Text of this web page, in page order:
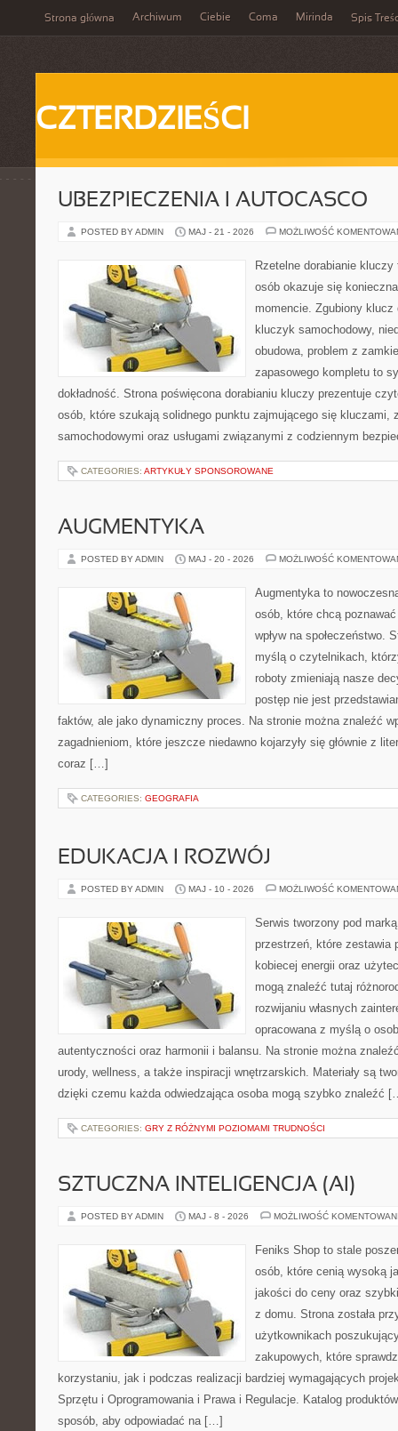
Strona główna Archiwum Ciebie Coma Mirinda Spis
CZTERDZIEŚCI
UBEZPIECZENIA I AUTOCASCO
POSTED BY ADMIN MAJ - 21 - 2026 MOŻLIWOŚĆ
Rzetelne dorabianie kluczy
osób okazuje się
momencie. Zgubiony
kluczyk samochodowy,
obudowa, problem z
zapasowego kompletu to
dokładność. Strona poświęcona dorabianiu kluczy prezentuje
osób, które szukają solidnego punktu zajmującego się kluczami,
samochodowymi oraz usługami związanymi z codziennym
CATEGORIES: ARTYKUŁY SPONSOROWANE
AUGMENTYKA
POSTED BY ADMIN MAJ - 20 - 2026 MOŻLIWOŚĆ
Augmentyka to
osób, które chcą
wpływ na społeczeństwo.
myślą o czytelnikach,
roboty zmieniają nasze
postęp nie jest
faktów, ale jako dynamiczny proces. Na stronie można znaleźć
zagadnieniom, które jeszcze niedawno kojarzyły się głównie z
coraz […]
CATEGORIES: GEOGRAFIA
EDUKACJA I ROZWÓJ
POSTED BY ADMIN MAJ - 10 - 2026 MOŻLIWOŚĆ
Serwis tworzony pod
przestrzeń, które zestawia
kobiecej energii oraz
mogą znaleźć tutaj
rozwijaniu własnych
opracowana z myślą o
autentyczności oraz harmonii i balansu. Na stronie można
urody, wellness, a także inspiracji wnętrzarskich. Materiały są
dzięki czemu każda odwiedzająca osoba mogą szybko znaleźć
CATEGORIES: GRY Z RÓŻNYMI POZIOMAMI TRUDNOŚCI
SZTUCZNA INTELIGENCJA (AI)
POSTED BY ADMIN MAJ - 8 - 2026 MOŻLIWOŚĆ
Feniks Shop to stale
osób, które cenią wysoką
jakości do ceny oraz
z domu. Strona została
użytkownikach
zakupowych, które
korzystaniu, jak i podczas realizacji bardziej wymagających
Sprzętu i Oprogramowania i Prawa i Regulacje. Katalog
sposób, aby odpowiadać na […]